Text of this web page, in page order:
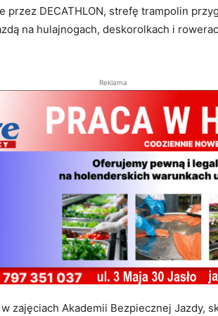
DECATHLON, strefę trampolin
na hulajnogach, deskorolkach i
Reklama
zajęciach Akademii Bezpiecznej Jazdy,